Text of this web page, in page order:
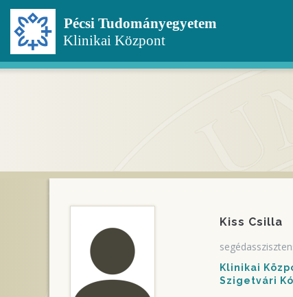
Ugrás
tartalomra
Kiss Csilla
Klinikai
Szigetvári